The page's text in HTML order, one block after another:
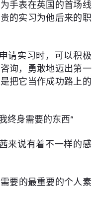
手表在英国的首场线
的实习为他后来的职
请实习时，可以积极
询，勇敢地迈出第一
把它当作成功路上的
终身需要的东西”
来说有着不一样的感
要的最重要的个人素